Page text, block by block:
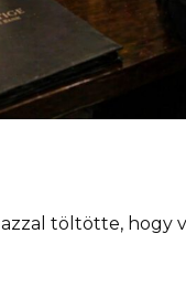
töltötte, hogy